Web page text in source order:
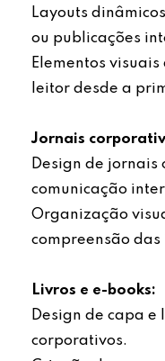
Layouts
ou publicações
Elementos
leitor desde a
Jornais
Design de
comunicação
Organização
compreensão das
Livros e e-books:
Design de capa
corporativos.